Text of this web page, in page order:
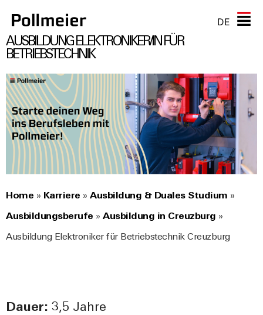
DE
AUSBILDUNG ELEKTRONIKER/IN FÜR
BETRIEBSTECHNIK
Home » Karriere » Ausbildung & Duales Studium »
Ausbildungsberufe » Ausbildung in Creuzburg »
Ausbildung Elektroniker für Betriebstechnik Creuzburg
Dauer: 3,5 Jahre